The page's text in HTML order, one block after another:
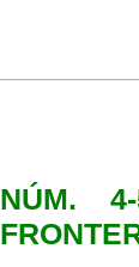
NÚM. 4-